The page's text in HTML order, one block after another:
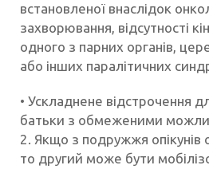
встановленої внаслідок
захворювання, відсутності
одного з парних органів,
або інших паралітичних
• Ускладнене відстрочення
батьки з обмеженими
2. Якщо з подружжя опікунів
то другий може бути